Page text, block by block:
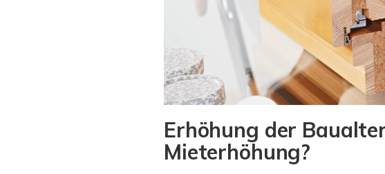
Erhöhung der
Mieterhöhung?